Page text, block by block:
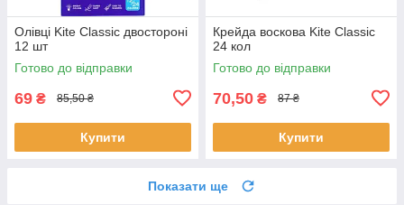
Олівці Kite Classic двостороні
12 шт
Готово до відправки
69 ₴ 85,50 ₴
Купити
Крейда воскова Kite Classic
24 кол
Готово до відправки
70,50 ₴ 87 ₴
Купити
Показати ще